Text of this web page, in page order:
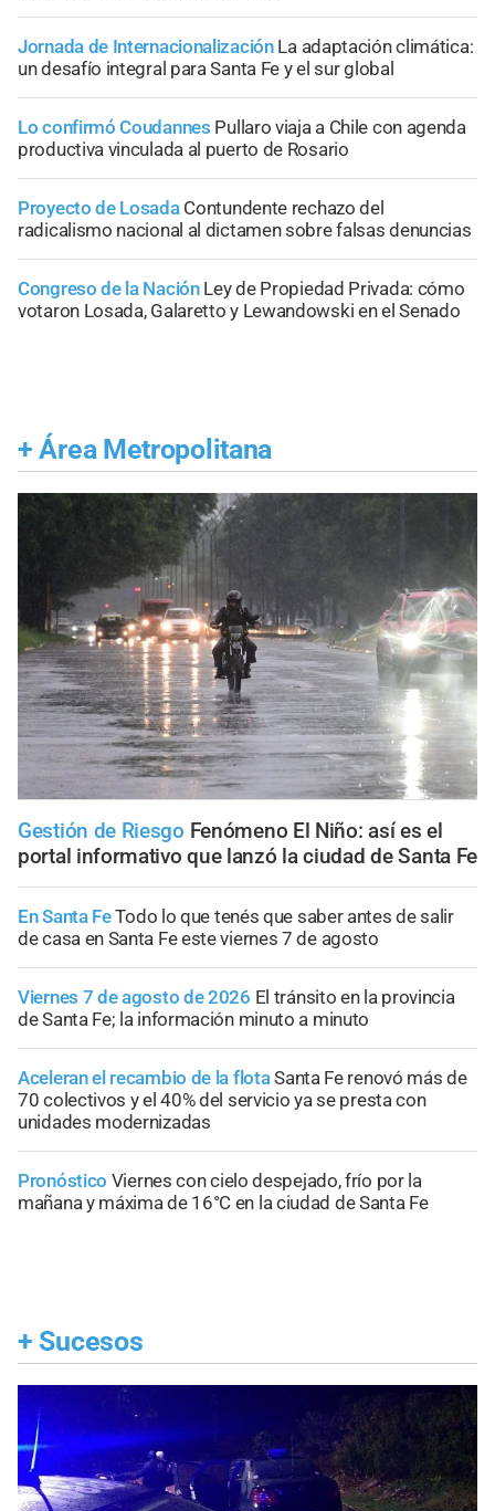
Jornada de Internacionalización La adaptación climática:
un desafío integral para Santa Fe y el sur global
Lo confirmó Coudannes Pullaro viaja a Chile con agenda
productiva vinculada al puerto de Rosario
Proyecto de Losada Contundente rechazo del
radicalismo nacional al dictamen sobre falsas denuncias
Congreso de la Nación Ley de Propiedad Privada: cómo
votaron Losada, Galaretto y Lewandowski en el Senado
+ Área Metropolitana
Gestión de Riesgo Fenómeno El Niño: así es el
portal informativo que lanzó la ciudad de Santa Fe
En Santa FeTodo lo que tenés que saber antes de salir
de casa en Santa Fe este viernes 7 de agosto
Viernes 7 de agosto de 2026 El tránsito en la provincia
de Santa Fe; la información minuto a minuto
Aceleran el recambio de la flotaSanta Fe renovó más de
70 colectivos y el 40% del servicio ya se presta con
unidades modernizadas
Pronóstico Viernes con cielo despejado, frío por la
mañana y máxima de 16°C en la ciudad de Santa Fe
+ Sucesos